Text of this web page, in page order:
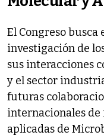
El Congreso busca
investigación de
sus interacciones
y el sector
futuras
internacionales de
aplicadas de